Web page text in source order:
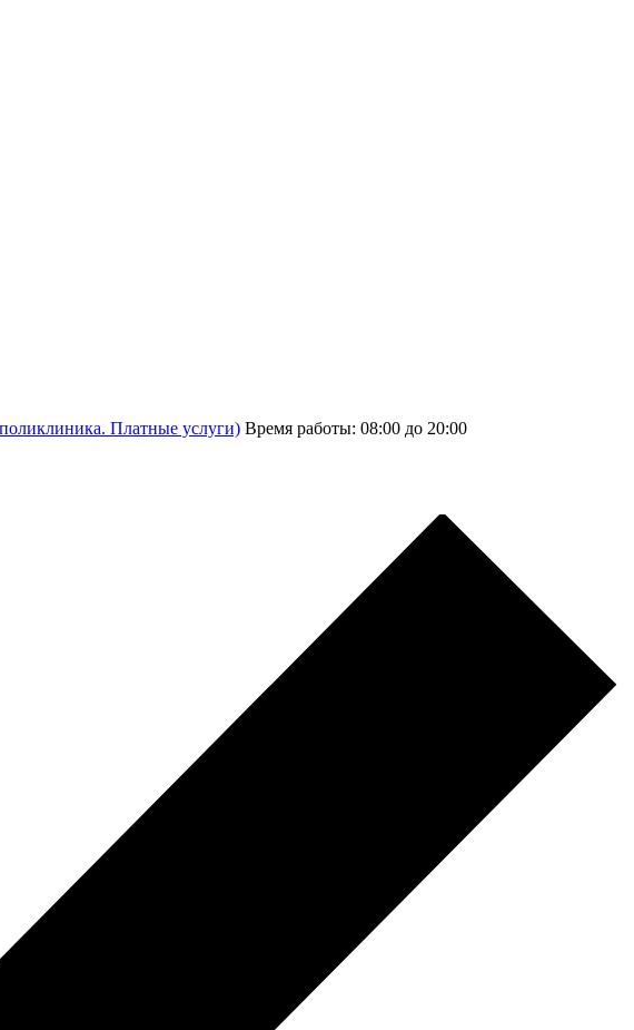
Платные услуги) Время работы: 08:00 до 20:00